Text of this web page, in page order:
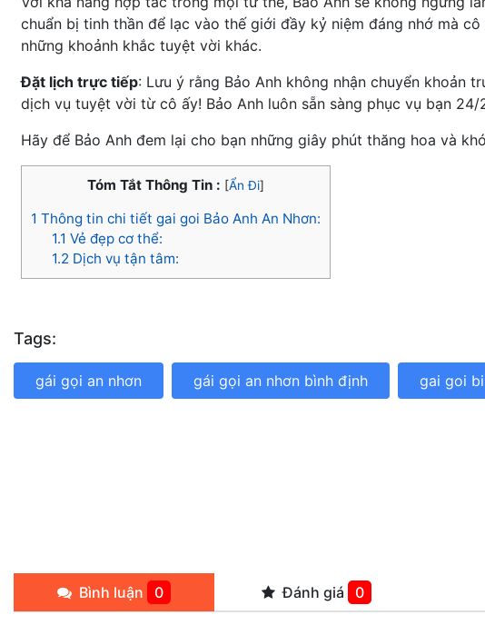
chuẩn bị tinh thần để lạc vào thế giới đầy kỷ niệm đáng nhớ mà
những khoảnh khắc tuyệt vời khác.
Đặt lịch trực tiếp: Lưu ý rằng Bảo Anh không nhận chuyển khoản
dịch vụ tuyệt vời từ cô ấy! Bảo Anh luôn sẵn sàng phục vụ bạn
Hãy để Bảo Anh đem lại cho bạn những giây phút thăng hoa và
Tóm Tắt Thông Tin : [Ẩn Đi]
1 Thông tin chi tiết gai goi Bảo Anh An Nhơn:
1.1 Vẻ đẹp cơ thể:
1.2 Dịch vụ tận tâm:
Tags:
gái gọi an nhơn gái gọi an nhơn bình định gai goi
Bình luận 0 Đánh giá 0